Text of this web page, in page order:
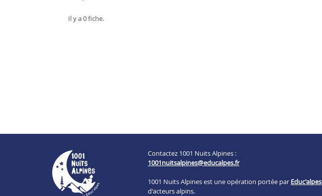
Il y a 0 fiche.
Contactez 1001 Nuits Alpines :
1001nuitsalpines@educalpes.fr
1001 Nuits Alpines est une opération portée par Educ'alpes
d'acteurs alpins.